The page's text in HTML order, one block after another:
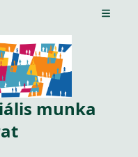
Open
munka